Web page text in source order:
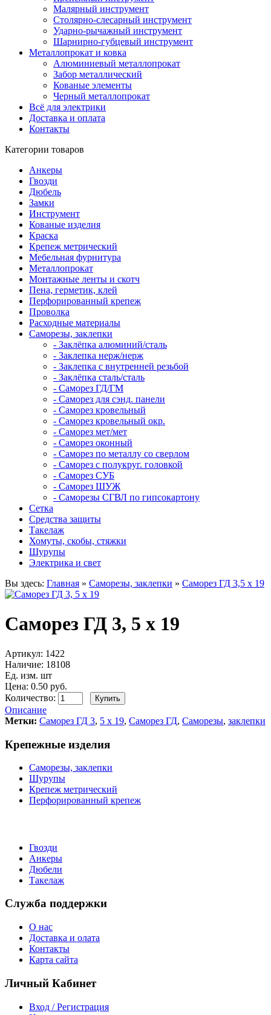
Малярный инструмент
Столярно-слесарный инструмент
Ударно-рычажный инструмент
Шарнирно-губцевый инструмент
Металлопрокат и ковка
Алюминиевый металлопрокат
Забор металлический
Кованые элементы
Черный металлопрокат
Всё для электрики
Доставка и оплата
Контакты
Категории товаров
Анкеры
Гвозди
Дюбель
Замки
Инструмент
Кованые изделия
Краска
Крепеж метрический
Мебельная фурнитура
Металлопрокат
Монтажные ленты и скотч
Пена, герметик, клей
Перфорированный крепеж
Проволка
Расходные материалы
Саморезы, заклепки
- Заклёпка алюминий/сталь
- Заклепка нерж/нерж
- Заклепка с внутренней резьбой
- Заклёпка сталь/сталь
- Саморез ГД/ГМ
- Саморез для сэнд. панели
- Саморез кровельный
- Саморез кровельный окр.
- Саморез мет/мет
- Саморез оконный
- Саморез по металлу со сверлом
- Саморез с полукруг. головкой
- Саморез СУБ
- Саморез ШУЖ
- Саморезы СГВЛ по гипсокартону
Сетка
Средства защиты
Такелаж
Хомуты, скобы, стяжки
Шурупы
Электрика и свет
Вы здесь: Главная » Саморезы, заклепки » Саморез ГД 3,5 х 19
Саморез ГД 3, 5 х 19
Артикул: 1422
Наличие: 18108
Ед. изм. шт
Цена: 0.50 руб.
Количество:
Описание
Метки: Саморез ГД 3, 5 х 19, Саморез ГД, Саморезы, заклепки
Крепежные изделия
Саморезы, заклепки
Шурупы
Крепеж метрический
Перфорированный крепеж
Гвозди
Анкеры
Дюбели
Такелаж
Служба поддержки
О нас
Доставка и олата
Контакты
Карта сайта
Личный Кабинет
Вход / Регистрация